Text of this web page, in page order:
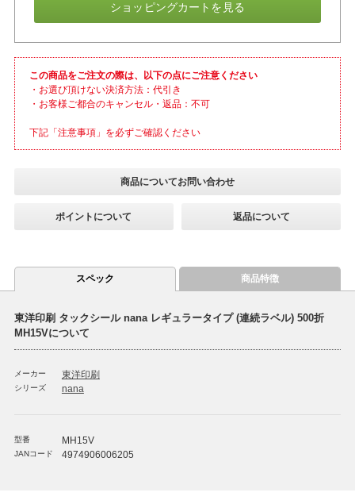
ショッピングカートを見る
この商品をご注文の際は、以下の点にご注意ください
・お選び頂けない決済方法：代引き
・お客様ご都合のキャンセル・返品：不可
下記「注意事項」を必ずご確認ください
商品についてお問い合わせ
ポイントについて 返品について
スペック 商品特徴
東洋印刷 タックシール nana レギュラータイプ (連続ラベル) 500折
MH15Vについて
メーカー 東洋印刷
シリーズ nana
型番 MH15V
JANコード 4974906006205